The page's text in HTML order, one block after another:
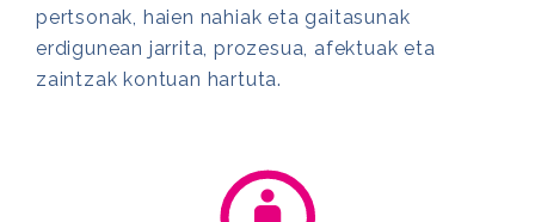
pertsonak, haien nahiak eta gaitasunak
erdigunean jarrita, prozesua, afektuak eta
zaintzak kontuan hartuta.